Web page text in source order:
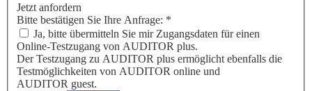
Jetzt anfordern
Bitte bestätigen Sie Ihre Anfrage: *
Ja, bitte übermitteln Sie mir Zugangsdaten für einen
Online-Testzugang von AUDITOR plus.
Der Testzugang zu AUDITOR plus ermöglicht ebenfalls die
Testmöglichkeiten von AUDITOR online und
AUDITOR guest.